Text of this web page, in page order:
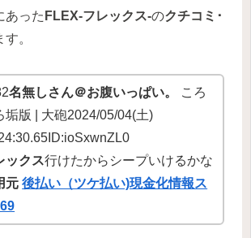
あった FLEX-フレックス-のクチコミ･
。
名無しさん＠お腹いっぱい。
ころ
垢版 | 大砲2024/05/04(土)
ックス行けたからシープいけるかな
元後払い（ツケ払い)現金化情報ス